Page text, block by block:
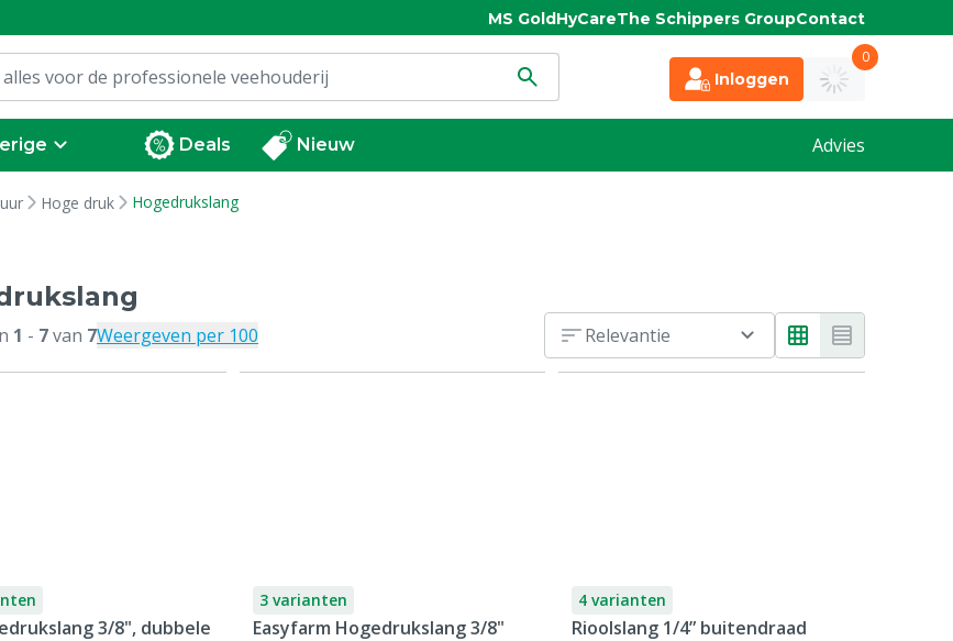
MS GoldHyCareThe Schippers GroupContact
Inloggen
0
Deals Nieuw Advies
Hoge druk Hogedrukslang
1 - 7van 7Weergeven per 100 Relevantie
3/8", dubbele
3 varianten
Easyfarm Hogedrukslang 3/8"
4 varianten
Rioolslang 1/4” buitendraad